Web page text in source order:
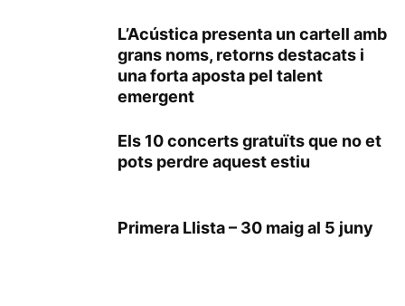
L’Acústica presenta un cartell amb
grans noms, retorns destacats i
una forta aposta pel talent
emergent
Els 10 concerts gratuïts que no et
pots perdre aquest estiu
Primera Llista – 30 maig al 5 juny